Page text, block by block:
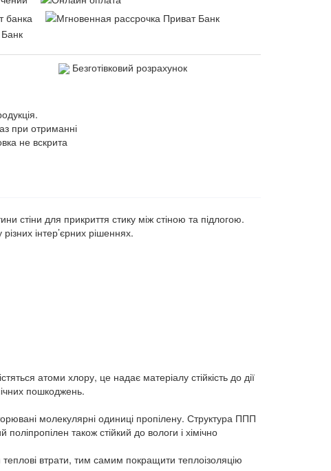
Безготівковий розрахунок
при отриманні
не вскрита
стіни для прикриття стику між стіною та підлогою.
інтер’єрних рішеннях.
атоми хлору, це надає матеріалу стійкість до дії
пошкоджень.
молекулярні одиниці пропілену. Структура ППП
також стійкий до вологи і хімічно
втрати, тим самим покращити теплоізоляцію